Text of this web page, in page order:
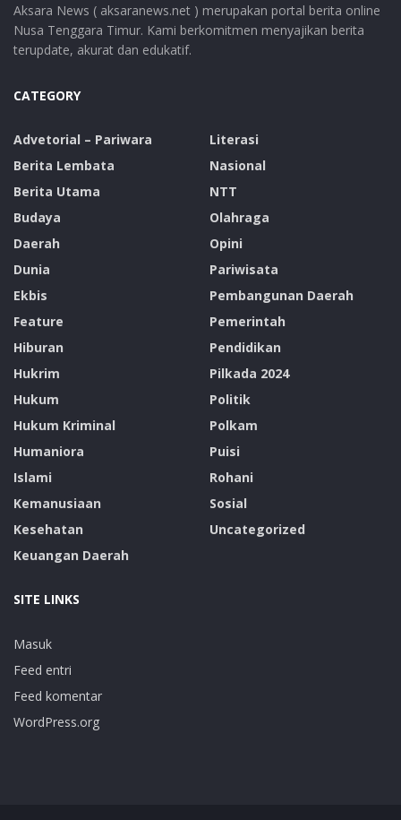
Aksara News ( aksaranews.net ) merupakan portal berita online
Nusa Tenggara Timur. Kami berkomitmen menyajikan berita
terupdate, akurat dan edukatif.
CATEGORY
Advetorial – Pariwara
Berita Lembata
Berita Utama
Budaya
Daerah
Dunia
Ekbis
Feature
Hiburan
Hukrim
Hukum
Hukum Kriminal
Humaniora
Islami
Kemanusiaan
Kesehatan
Keuangan Daerah
Literasi
Nasional
NTT
Olahraga
Opini
Pariwisata
Pembangunan Daerah
Pemerintah
Pendidikan
Pilkada 2024
Politik
Polkam
Puisi
Rohani
Sosial
Uncategorized
SITE LINKS
Masuk
Feed entri
Feed komentar
WordPress.org